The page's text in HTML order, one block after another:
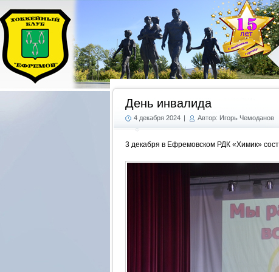
День инвалида
4 декабря 2024 | Автор: Игорь Чемоданов
3 декабря в Ефремовском РДК «Химик»